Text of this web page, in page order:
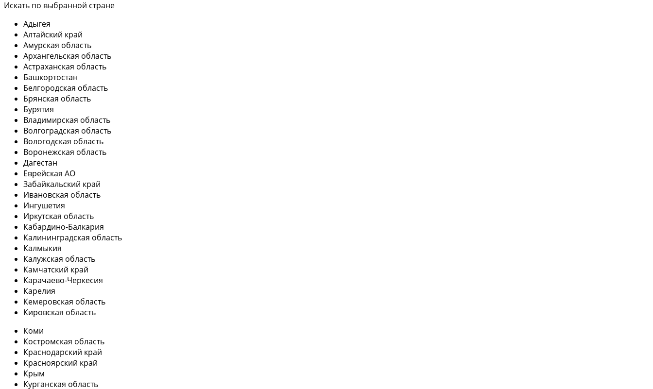
Искать по выбранной стране
Адыгея
Алтайский край
Амурская область
Архангельская область
Астраханская область
Башкортостан
Белгородская область
Брянская область
Бурятия
Владимирская область
Волгоградская область
Вологодская область
Воронежская область
Дагестан
Еврейская АО
Забайкальский край
Ивановская область
Ингушетия
Иркутская область
Кабардино-Балкария
Калининградская область
Калмыкия
Калужская область
Камчатский край
Карачаево-Черкесия
Карелия
Кемеровская область
Кировская область
Коми
Костромская область
Краснодарский край
Красноярский край
Крым
Курганская область